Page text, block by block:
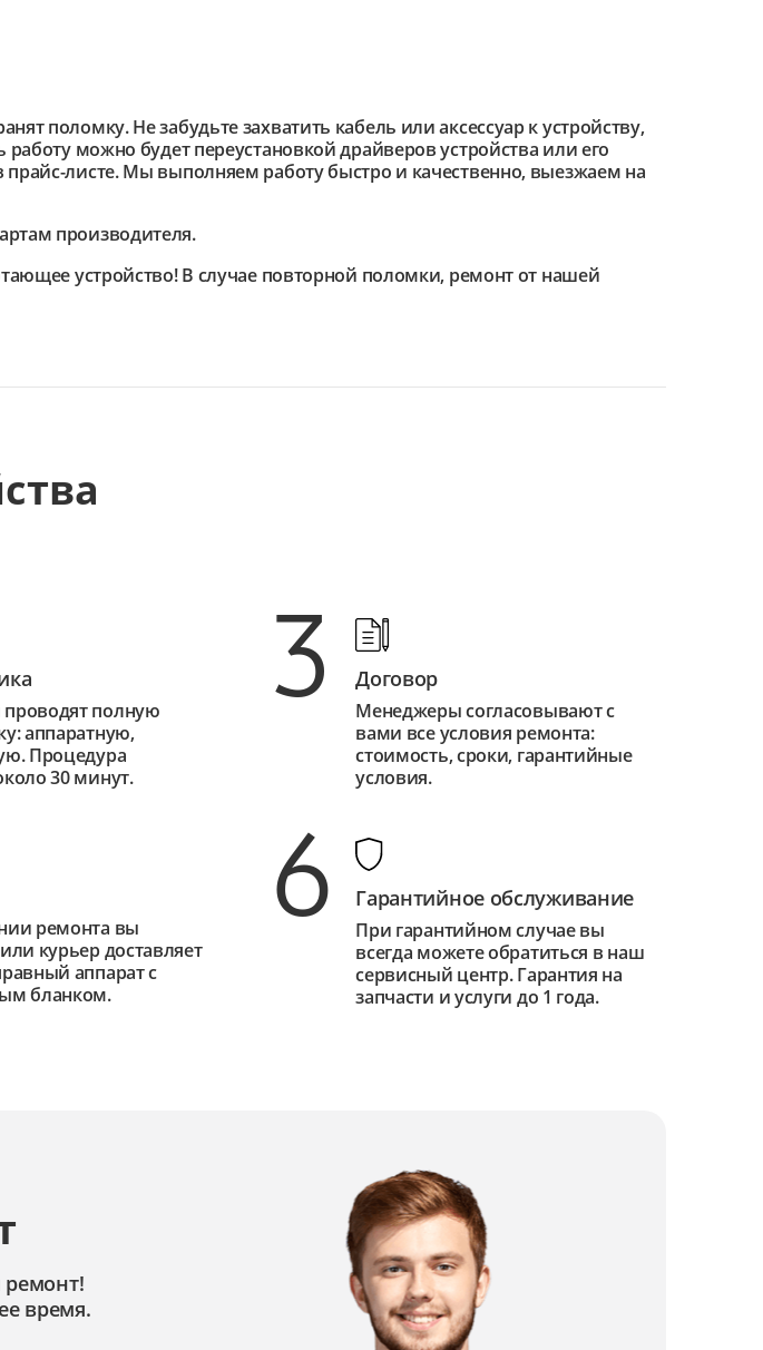
поломку. Не забудьте захватить кабель или аксессуар к устройству,
можно будет переустановкой драйверов устройства или его
листе. Мы выполняем работу быстро и качественно, выезжаем на
производителя.
устройство! В случае повторной поломки, ремонт от нашей
полную
аппаратную,
Процедура
30 минут.
3 Договор
Менеджеры согласовывают с
вами все условия ремонта:
стоимость, сроки, гарантийные
условия.
ремонта вы
курьер доставляет
аппарат с
бланком.
6 Гарантийное обслуживание
При гарантийном случае вы
всегда можете обратиться в наш
сервисный центр. Гарантия на
запчасти и услуги до 1 года.
время.